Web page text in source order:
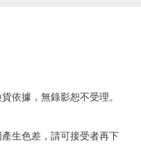
依據，無錄影恕不受理。
生色差，請可接受者再下